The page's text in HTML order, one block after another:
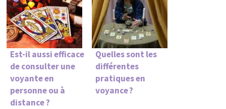
Est-il aussi efficace
de consulter une
voyante en
personne ou à
distance ?
Quelles sont les
différentes
pratiques en
voyance ?